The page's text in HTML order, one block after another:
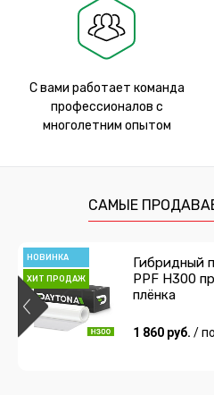
С вами работает команда
профессионалов с
многолетним опытом
САМЫЕ
НОВИНКА
ХИТ ПРОДАЖ
Гибридный
PPF H300
плёнка
1 860 руб. /